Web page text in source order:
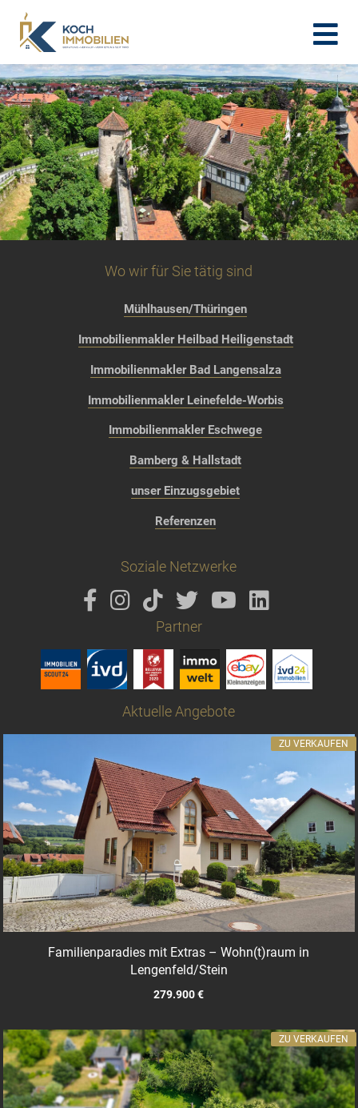
Wo wir für Sie tätig sind
Mühlhausen/Thüringen
Immobilienmakler Heilbad Heiligenstadt
Immobilienmakler Bad Langensalza
Immobilienmakler Leinefelde-Worbis
Immobilienmakler Eschwege
Bamberg & Hallstadt
unser Einzugsgebiet
Referenzen
Soziale Netzwerke
Partner
Aktuelle Angebote
Familienparadies mit Extras – Wohn(t)raum in
Lengenfeld/Stein
279.900 €
ZU VERKAUFEN
ZU VERKAUFEN